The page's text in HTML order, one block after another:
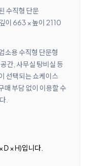
수직형 단문
이 663 × 높이 2110
소용 수직형 단문형
간, 사무실 탕비실 등
선택되는 쇼케이스
매 부담 없이 이용할 수
.
× H)입니다.